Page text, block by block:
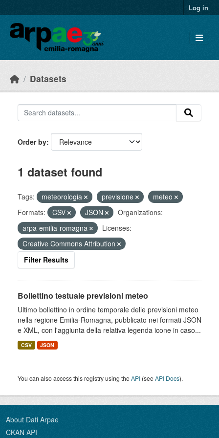
Log in
Datasets
Order by
1 dataset found
Tags: meteorologia previsione
meteo
Formats:
CSV JSON
Organizations:
arpa-emilia-romagna
Licenses:
Creative Commons Attribution
Filter Results
Bollettino testuale previsioni meteo
Ultimo bollettino in ordine temporale delle previsioni meteo
nella regione Emilia-Romagna, pubblicato nei formati JSON
e XML, con l'aggiunta della relativa legenda icone in caso...
CSV JSON
You can also access this registry using theAPI (seeAPI Docs).
About Dati Arpae
CKAN API